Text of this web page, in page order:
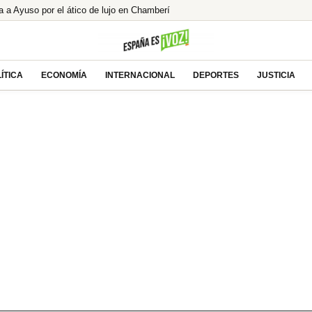
a Ayuso por el ático de lujo en Chamberí
de Zalamea’: «Es un honor grandísimo»
la mayor caída de ingresos para los españoles
«concebido no nacido» de Feijóo
ECONOMÍA INTERNACIONAL DEPORTES JUSTICIA